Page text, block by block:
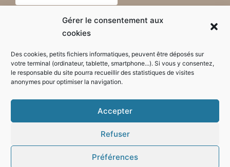
Gérer le consentement aux
cookies
Des cookies, petits fichiers informatiques, peuvent être déposés sur
votre terminal (ordinateur, tablette, smartphone...). Si vous y consentez,
le responsable du site pourra recueillir des statistiques de visites
anonymes pour optimiser la navigation.
Accepter
Refuser
Préférences
Horaires d'ouverture de la mairie